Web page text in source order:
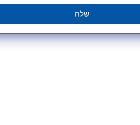
שלח